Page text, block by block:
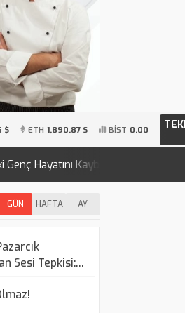
$ ETH 1,890.87 $ BİST 0.00
21:58 BÜYÜKŞEHİR'DEN ARI
GÜN HAFTA AY
Sesi Tepkisi: